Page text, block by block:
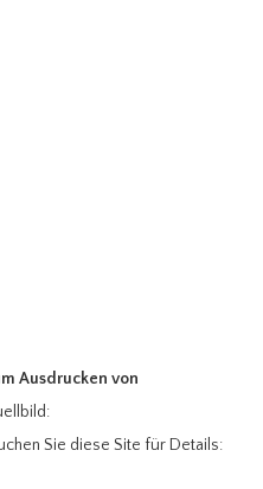
Ausdrucken von
Sie diese Site für Details: